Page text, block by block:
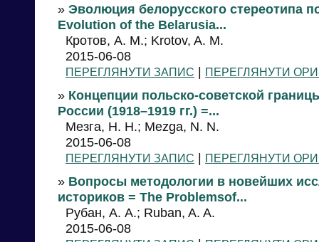
» Эволюция белорусского стереотипа
Evolution of the Belarusia...
Кротов, А. М.; Krotov, A. M.
2015-06-08
ПЕРЕГЛЯНУТИ ЗАПИС | ПЕРЕГЛЯНУТИ
» Концепции польско-советской
России (1918–1919 гг.) =...
Мезга, Н. Н.; Mezga, N. N.
2015-06-08
ПЕРЕГЛЯНУТИ ЗАПИС | ПЕРЕГЛЯНУТИ
» Вопросы методологии в новейших
историков = The Problemsof...
Рубан, А. А.; Ruban, A. A.
2015-06-08